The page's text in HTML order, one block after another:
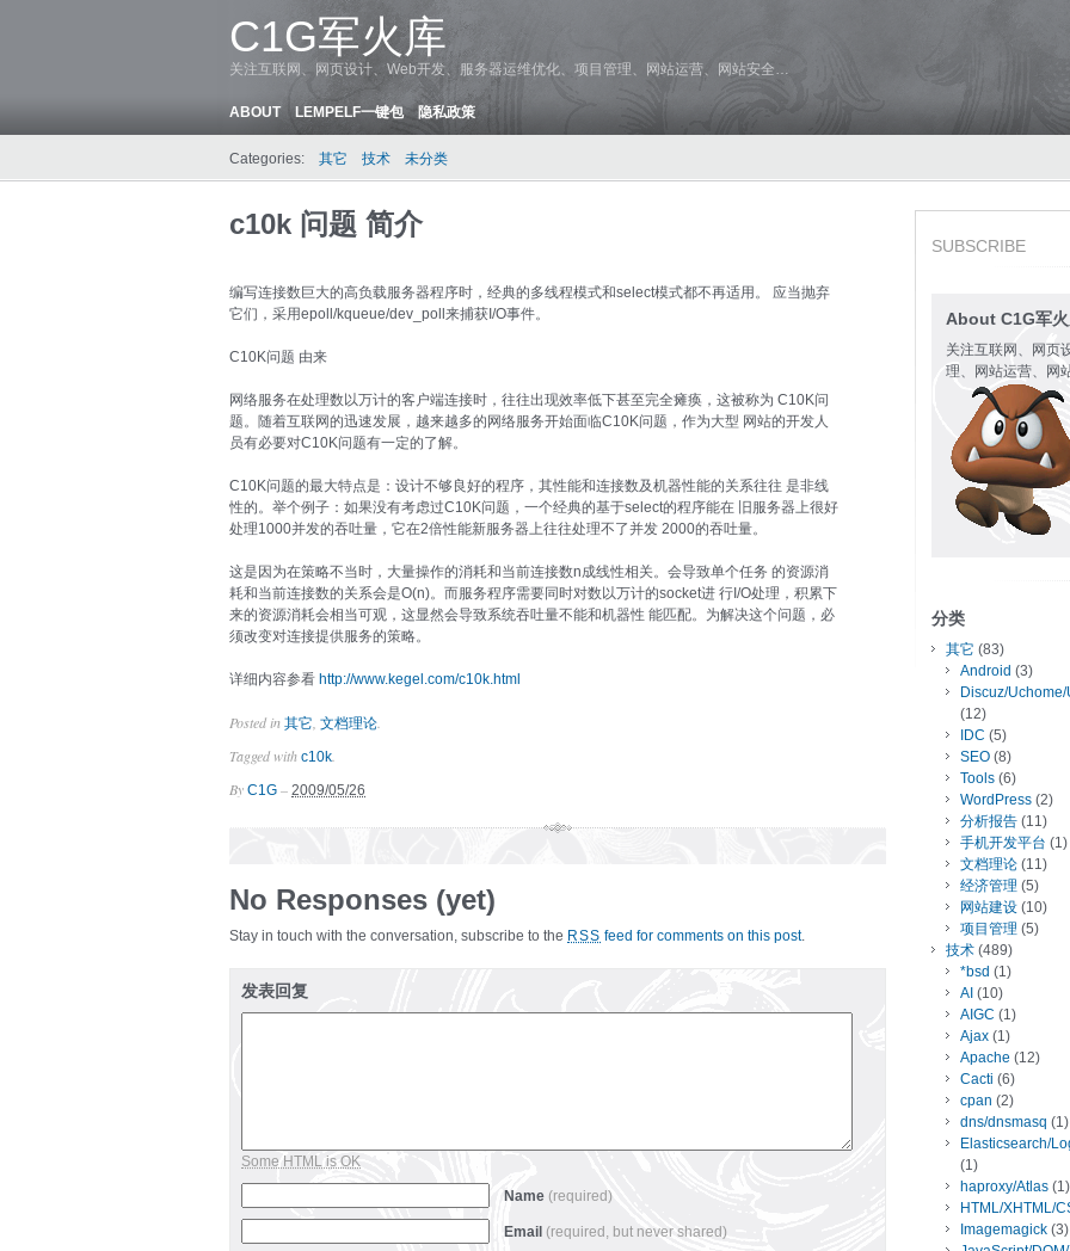
C1G军火库
关注互联网、网页设计、Web开发、服务器运维优化、项目管理、网站运营、网站安全…
ABOUT LEMPELF一键包 隐私政策
Categories: 其它 技术 未分类
c10k 问题 简介
编写连接数巨大的高负载服务器程序时，经典的多线程模式和select模式都不再适用。 应当抛弃
它们，采用epoll/kqueue/dev_poll来捕获I/O事件。
C10K问题 由来
网络服务在处理数以万计的客户端连接时，往往出现效率低下甚至完全瘫痪，这被称为 C10K问
题。随着互联网的迅速发展，越来越多的网络服务开始面临C10K问题，作为大型 网站的开发人
员有必要对C10K问题有一定的了解。
C10K问题的最大特点是：设计不够良好的程序，其性能和连接数及机器性能的关系往往 是非线
性的。举个例子：如果没有考虑过C10K问题，一个经典的基于select的程序能在 旧服务器上很好
处理1000并发的吞吐量，它在2倍性能新服务器上往往处理不了并发 2000的吞吐量。
这是因为在策略不当时，大量操作的消耗和当前连接数n成线性相关。会导致单个任务 的资源消
耗和当前连接数的关系会是O(n)。而服务程序需要同时对数以万计的socket进 行I/O处理，积累下
来的资源消耗会相当可观，这显然会导致系统吞吐量不能和机器性 能匹配。为解决这个问题，必
须改变对连接提供服务的策略。
详细内容参看 http://www.kegel.com/c10k.html
Posted in 其它 文档理论
Tagged with c10k
By C1G – 2009/05/26
No Responses (yet)
Stay in touch with the conversation, subscribe to the RSS feed for comments on this post.
发表回复
Some HTML is OK
Name (required)
Email (required, but never shared)
SUBSCRIBE
About C1G军
关注互联网、网页
理、网站运营、网
分类
其它 (83)
Android (3)
Discuz/
(12)
IDC (5)
SEO (8)
Tools (6)
WordPress (2)
分析报告 (11)
手机开发平台 (1)
文档理论 (11)
经济管理 (5)
网站建设 (10)
项目管理 (5)
技术 (489)
*bsd (1)
AI (10)
AIGC (1)
Ajax (1)
Apache (12)
Cacti (6)
cpan (2)
dns/dnsmasq (1)
Elasticsearch/
(1)
haproxy/Atlas (1)
HTML/XHTML/
Imagemagick (3)